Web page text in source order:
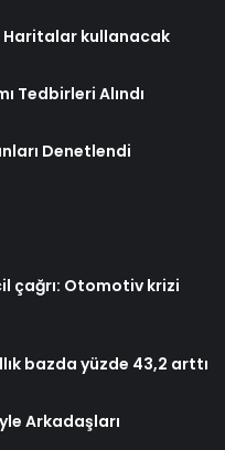
Haritalar kullanacak
Tedbirleri Alındı
Denetlendi
çağrı: Otomotiv krizi
bazda yüzde 43,2 arttı
Arkadaşları